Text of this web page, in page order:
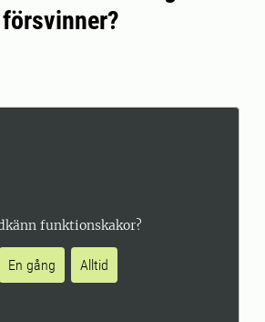
försvinner?
funktionskakor?
En gång Alltid